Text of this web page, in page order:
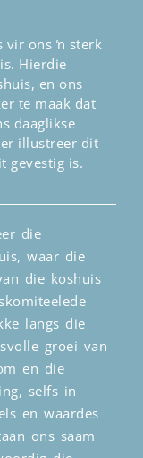
vir ons ŉ sterk
Hierdie
en ons
te maak dat
daaglikse
illustreer dit
gevestig is.
die
waar die
die koshuis
langs die
groei van
en die
selfs in
en waardes
ons saam